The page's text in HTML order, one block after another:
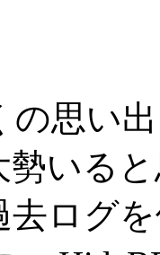
の思い
勢いる
去ログ